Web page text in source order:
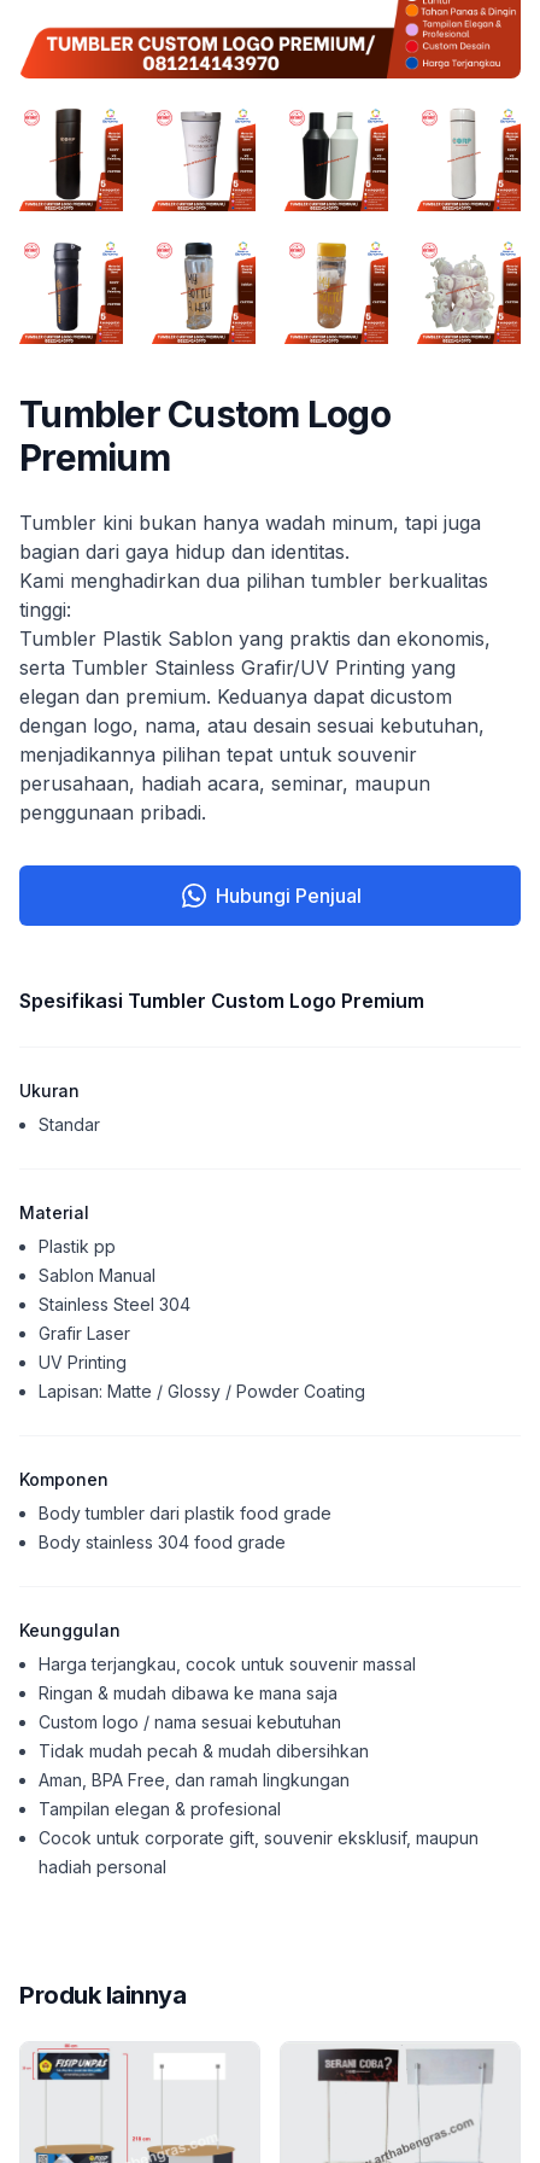
Tumbler Custom Logo
Premium
Tumbler kini bukan hanya wadah minum, tapi juga
bagian dari gaya hidup dan identitas.
Kami menghadirkan dua pilihan tumbler berkualitas
tinggi:
Tumbler Plastik Sablon yang praktis dan ekonomis,
serta Tumbler Stainless Grafir/UV Printing yang
elegan dan premium. Keduanya dapat dicustom
dengan logo, nama, atau desain sesuai kebutuhan,
menjadikannya pilihan tepat untuk souvenir
perusahaan, hadiah acara, seminar, maupun
penggunaan pribadi.
Hubungi Penjual
Spesifikasi Tumbler Custom Logo Premium
Ukuran
Standar
Material
Plastik pp
Sablon Manual
Stainless Steel 304
Grafir Laser
UV Printing
Lapisan: Matte / Glossy / Powder Coating
Komponen
Body tumbler dari plastik food grade
Body stainless 304 food grade
Keunggulan
Harga terjangkau, cocok untuk souvenir massal
Ringan & mudah dibawa ke mana saja
Custom logo / nama sesuai kebutuhan
Tidak mudah pecah & mudah dibersihkan
Aman, BPA Free, dan ramah lingkungan
Tampilan elegan & profesional
Cocok untuk corporate gift, souvenir eksklusif, maupun
hadiah personal
Kami memahami bahwa kebutuhan akan meja
Tidak hanya itu, kami juga memperhatikan kebutuhan
Dalam hal layanan pelanggan, kami berkomitmen
Kami percaya bahwaTumbler Custom Logo Premium
Produk lainnya